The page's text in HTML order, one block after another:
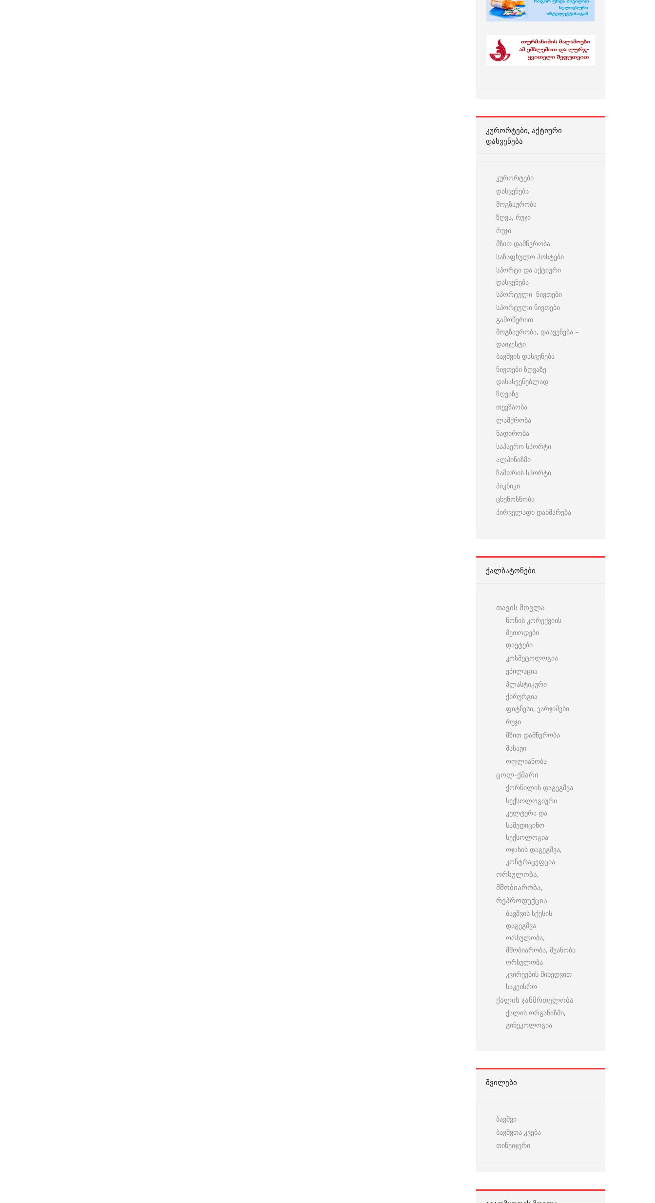
ᲙᲣᲠᲝᲠᲢᲔᲑᲘ, ᲐᲥᲢᲘᲣᲠᲘ
ᲓᲐᲡᲕᲔᲜᲔᲑᲐ
კურორტები
დასვენება
მოგზაურობა
ზღვა, რუჯი
რუჯი
მზით დამწვრობა
საზაფხულო პოსტები
სპორტი და აქტიური
დასვენება
სპორტული ნივთები
სპორტული ნივთები
გამოწერით
მოგზაურობა, დასვენება –
დაიჯესტი
ბავშვის დასვენება
ნივთები ზღვაზე
დასასვენებლად
ზღვაზე
თევზაობა
ლაშქრობა
ნადირობა
საჰაერო სპორტი
ალპინიზმი
ზამთრის სპორტი
პიკნიკი
ცხენოსნობა
პირველადი დახმარება
ᲥᲐᲚᲑᲐᲢᲝᲜᲔᲑᲘ
თავის მოვლა
წონის კორექვიის
მეთოდები
დიეტები
კოსმეტოლოგია
ეპილაცია
პლასტიკური
ქირურგია
ფიტნესი, ვარჯიშები
რუჯი
მზით დამწვრობა
მასაჟი
ოფლიანობა
ცოლ-ქმარი
ქორწილის დაგეგმვა
სექსოლოგიური
კულტურა და
სამედიცინო
სექსოლოგია
ოჯახის დაგეგმვა,
კონტრაცეფცია
ორსულობა,
მშობიარობა,
რეპროდუქცია
ბავშვის სქესის
დაგეგმვა
ორსულობა,
მშობიარობა, მეანობა
ორსულობა
კვირეების მიხედვით
საკეისრო
ქალის ჯანმრთელობა
ქალის ორგანიზმი,
გინეკოლოგია
ᲨᲕᲘᲚᲔᲑᲘ
ბავშვი
ბავშვთა კვება
თინეიჯერი